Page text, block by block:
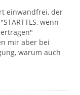
einwandfrei, der
wenn
mir aber bei
warum auch